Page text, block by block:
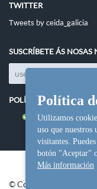
TWITTER
Tweets by ceida_galicia
SUSCRÍBETE ÁS NOSAS
POLÍTICAS DO SITIO
Política de cookies
© Copyright Ceida.
Política
Utilizamos
uso que nuestros
visitantes.
botón "Aceptar"
Más información